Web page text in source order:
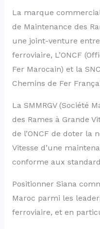
La marque
de Maintenance des
une joint-venture
ferroviaire, L’ONCF
Fer Marocain) et la
Chemins de Fer
La SMMRGV (Société
des Rames à Grande
de l’ONCF de doter la
Vitesse d’une
conforme aux
Positionner Siana
Maroc parmi les
ferroviaire, et en